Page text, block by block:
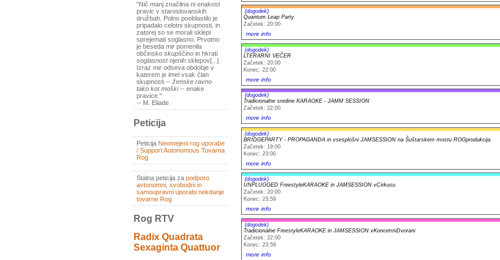
"Nič manj značilna ni enakost
pravic v staroslovanskih
družbah. Polno pooblastilo je
pripadalo celotni skupnosti, in
zatorej so se morali sklepi
sprejemati soglasno. Prvotno
je beseda mir pomenila
občinsko skupščino in hkrati
soglasnostnjenih sklepov[...]
Izraz mir odseva obdobje v
katerem je imel vsak član
skupnosti -- ženske ravno
tako kot moški-- enake
pravice."
-- M. Eliade
Peticija
Peticija Neomejeni rog uporabe
/ Support Autonomous Tovarna
Rog
Stalna peticija za podporo
avtonomni, svobodni in
samoupravni uporabi nekdanje
tovarne Rog
Rog RTV
Radix Quadrata
Sexaginta Quattuor
(dogodek)
Quantum Leap Party
Začetek: 20:00
more info
(dogodek)
LTERARNI VEČER
Začetek: 20:00
Konec: 22:00
more info
(dogodek)
Tradicionalne sredine KARAOKE - JAMM SESSION
Začetek: 22:00
more info
(dogodek)
BRIDGEPARTY - PROPAGANDA in vsesplošni JAMSESSION na Šuštarskem mostu ROGprodukcija
Začetek: 19:00
Konec: 23:00
more info
(dogodek)
UNPLUGGED FreestyleKARAOKE in JAMSESSION vCirkusu
Začetek: 20:00
Konec: 23:59
more info
(dogodek)
Tradicionalne FreestyleKARAOKE in JAMSESSION vKoncetrniDvorani
Začetek: 22:00
Konec: 23:59
more info